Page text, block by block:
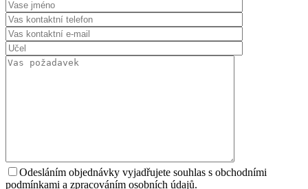
Odesláním objednávky vyjadřujete souhlas s obchodními
podmínkami a zpracováním osobních údajů.